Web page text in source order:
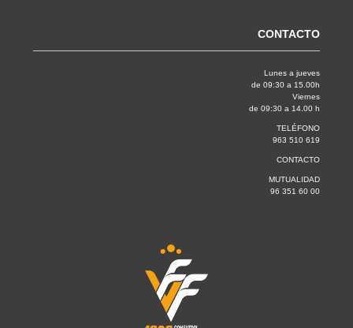
CONTACTO
Lunes a jueves
de 09:30 a 15.00h
Viernes
de 09:30 a 14.00 h
TELÉFONO
963 510 619
CONTACTO
MUTUALIDAD
96 351 60 00